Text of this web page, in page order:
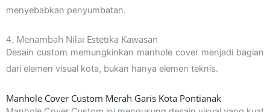
menyebabkan penyumbatan.
4. Menambah Nilai Estetika Kawasan
Desain custom memungkinkan manhole cover menjadi bagian
dari elemen visual kota, bukan hanya elemen teknis.
Manhole Cover Custom Merah Garis Kota Pontianak